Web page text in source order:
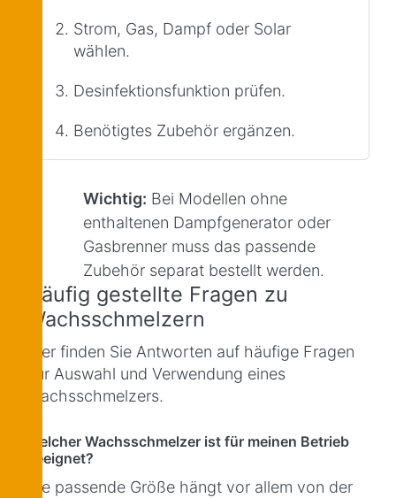
Strom, Gas, Dampf oder Solar
wählen.
Desinfektionsfunktion prüfen.
Benötigtes Zubehör ergänzen.
Wichtig: Bei Modellen ohne
enthaltenen Dampfgenerator oder
Gasbrenner muss das passende
Zubehör separat bestellt werden.
Häufig gestellte Fragen zu
Wachsschmelzern
Hier finden Sie Antworten auf häufige Fragen
zur Auswahl und Verwendung eines
Wachsschmelzers.
Welcher Wachsschmelzer ist für meinen Betrieb
geeignet?
Die passende Größe hängt vor allem von der